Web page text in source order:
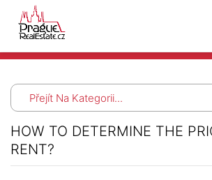
Přejít Na Kategorii...
HOW TO DETERMINE THE
RENT?